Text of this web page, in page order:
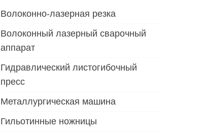
Волоконно-лазерная резка
Волоконный лазерный сварочный
аппарат
Гидравлический листогибочный
пресс
Металлургическая машина
Гильотинные ножницы